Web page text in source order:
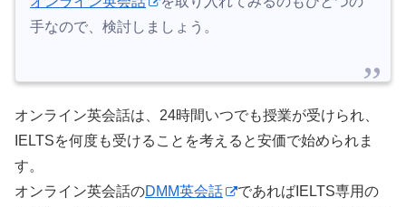
手なので、検討しましょう。
オンライン英会話は、24時間いつでも授業が受けられ、
IELTSを何度も受けることを考えると安価で始められま
す。
オンライン英会話のDMM英会話
であればIELTS専用の